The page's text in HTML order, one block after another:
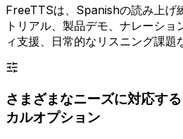
FreeTTSは、Spanishの読み上げ
トリアル、製品デモ、ナレーショ
ィ支援、日常的なリスニング課題
さまざまなニーズに対応す
カルオプション